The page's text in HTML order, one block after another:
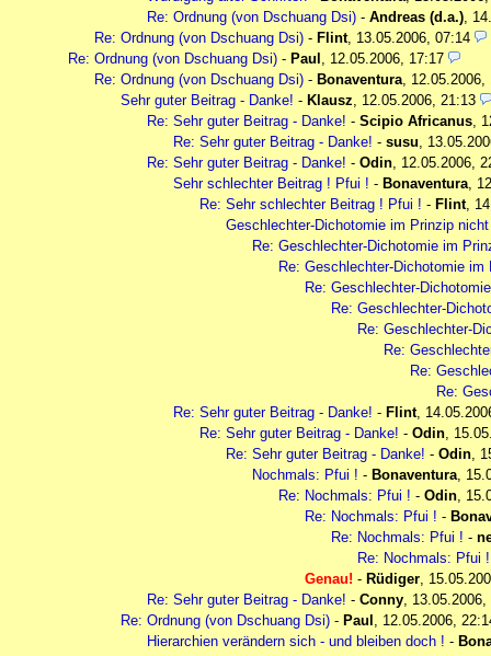
Re: Ordnung (von Dschuang Dsi) - Andreas (d.a.),
Re: Ordnung (von Dschuang Dsi) - Flint, 13.05.2006, 07:14
Re: Ordnung (von Dschuang Dsi) - Paul , 12.05.2006, 17:17
Re: Ordnung (von Dschuang Dsi) - Bonaventura, 12.05.2006,
Sehr guter Beitrag - Danke! - Klausz, 12.05.2006, 21:13
Re: Sehr guter Beitrag - Danke! - Scipio Africanus,
Re: Sehr guter Beitrag - Danke! - susu,
Re: Sehr guter Beitrag - Danke! - Odin, 12.05.2006,
Sehr schlechter Beitrag ! Pfui ! - Bonaventura,
Re: Sehr schlechter Beitrag ! Pfui ! - Flint,
Geschlechter-Dichotomie im Prinzip nicht
Re: Geschlechter-Dichotomie im
Re: Geschlechter-Dichotomie
Re: Geschlechter-
Re: Geschlechter-
Re: Geschlechter-
Re:
Re:
Re:
Re: Sehr guter Beitrag - Danke! - Flint,
Re: Sehr guter Beitrag - Danke! - Odin,
Re: Sehr guter Beitrag - Danke! - Odin,
Nochmals: Pfui ! - Bonaventura,
Re: Nochmals: Pfui ! - Odin,
Re: Nochmals: Pfui ! -
Re: Nochmals: Pfui ! -
Re: Nochmals: Pfui
Genau! - Rüdiger,
Re: Sehr guter Beitrag - Danke! - Conny, 13.05.2006,
Re: Ordnung (von Dschuang Dsi) - Paul , 12.05.2006,
Hierarchien verändern sich - und bleiben doch ! -